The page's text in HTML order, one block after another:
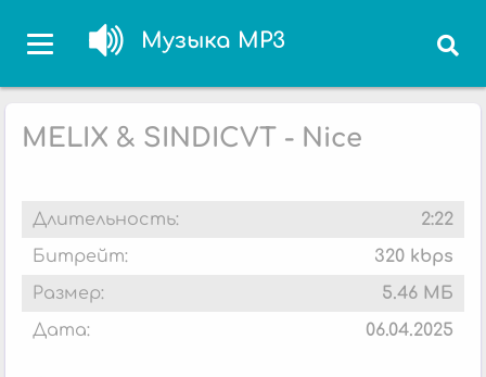
Музыка MP3
MELIX & SINDICVT - Nice
Длительность:
2:22
Битрейт:
320 kbps
Размер:
5.46 МБ
Дата:
06.04.2025